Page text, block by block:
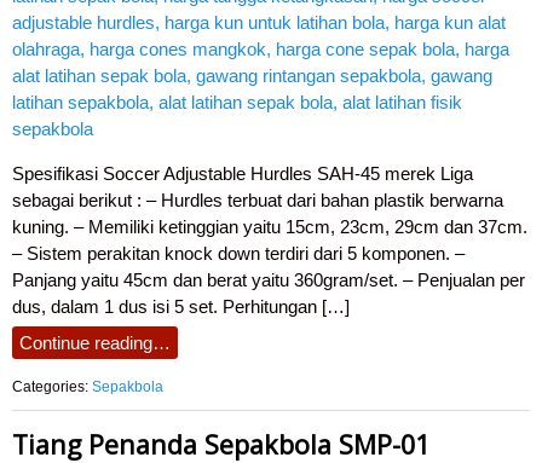
Spesifikasi Soccer Adjustable Hurdles SAH-45 merek Liga
sebagai berikut : – Hurdles terbuat dari bahan plastik berwarna
kuning. – Memiliki ketinggian yaitu 15cm, 23cm, 29cm dan 37cm.
– Sistem perakitan knock down terdiri dari 5 komponen. –
Panjang yaitu 45cm dan berat yaitu 360gram/set. – Penjualan per
dus, dalam 1 dus isi 5 set. Perhitungan […]
Continue reading…
Categories: Sepakbola
Tiang Penanda Sepakbola SMP-01